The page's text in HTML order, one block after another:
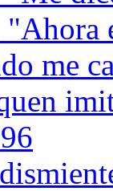
"Ahora
me